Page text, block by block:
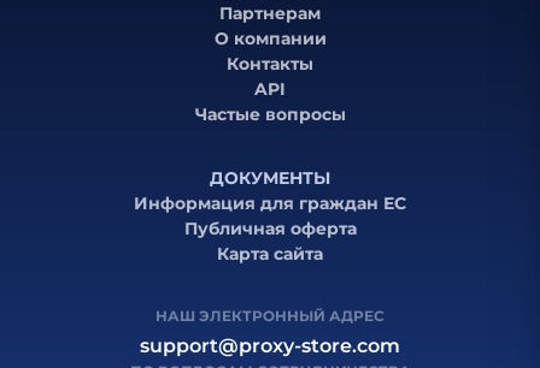
Партнерам
О компании
Контакты
API
Частые вопросы
ДОКУМЕНТЫ
Информация для граждан ЕС
Публичная оферта
Карта сайта
НАШ ЭЛЕКТРОННЫЙ АДРЕС
support@proxy-store.com